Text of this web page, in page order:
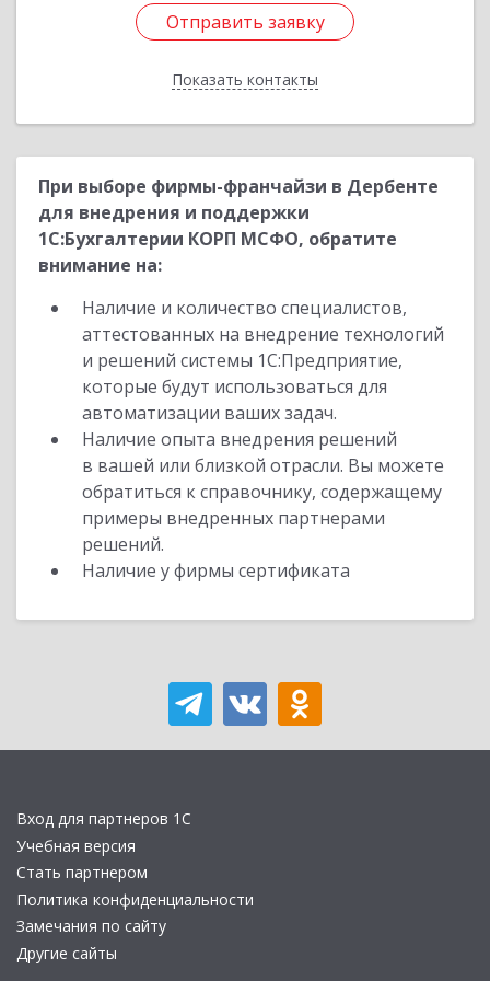
Отправить заявку
Показать контакты
Отправить заявку
Назад
При выборе фирмы-франчайзи в Дербенте
для внедрения и поддержки
1С:Бухгалтерии КОРП МСФО, обратите
внимание на:
Наличие и количество специалистов,
аттестованных на внедрение технологий
и решений системы 1С:Предприятие,
которые будут использоваться для
автоматизации ваших задач.
Наличие опыта внедрения решений
в вашей или близкой отрасли. Вы можете
обратиться к справочнику, содержащему
примеры внедренных партнерами
решений.
Наличие у фирмы сертификата
Вход для партнеров 1С
Учебная версия
Стать партнером
Политика конфиденциальности
Замечания по сайту
Другие сайты